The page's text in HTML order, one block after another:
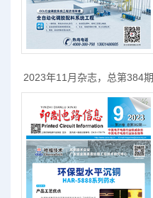
2023年11月杂志，总第384期